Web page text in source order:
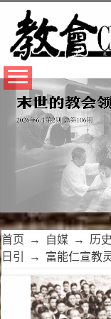
首页 → 自媒 → 历
日引
→ 富能仁宣教